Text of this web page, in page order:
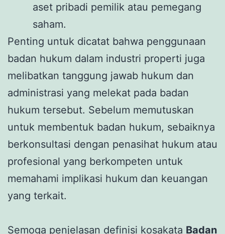
aset pribadi pemilik atau pemegang
saham.
Penting untuk dicatat bahwa penggunaan
badan hukum dalam industri properti juga
melibatkan tanggung jawab hukum dan
administrasi yang melekat pada badan
hukum tersebut. Sebelum memutuskan
untuk membentuk badan hukum, sebaiknya
berkonsultasi dengan penasihat hukum atau
profesional yang berkompeten untuk
memahami implikasi hukum dan keuangan
yang terkait.
Semoga penjelasan definisi kosakata Badan